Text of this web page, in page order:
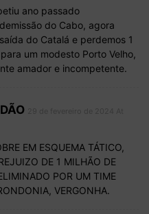
ano passado
do Cabo, agora
do Catalá e perdemos 1
um modesto Porto Velho,
amador e incompetente.
EM ESQUEMA TÁTICO,
DE 1 MILHÃO DE
POR UM TIME
VERGONHA.